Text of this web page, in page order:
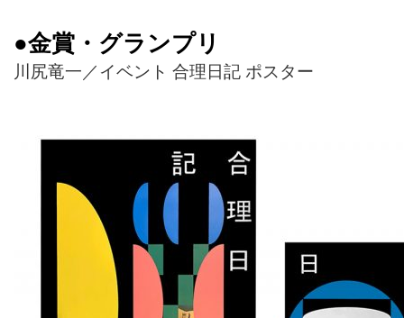
●金賞・グランプリ
川尻竜一／イベント 合理日記 ポスター